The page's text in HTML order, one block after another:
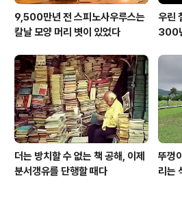
9,500만년 전 스피노사우루스는
칼날 모양 머리 볏이 있었다
우린
300
더는 방치할 수 없는 책 공해, 이제
분서갱유를 단행할 때다
뚜껑
리는